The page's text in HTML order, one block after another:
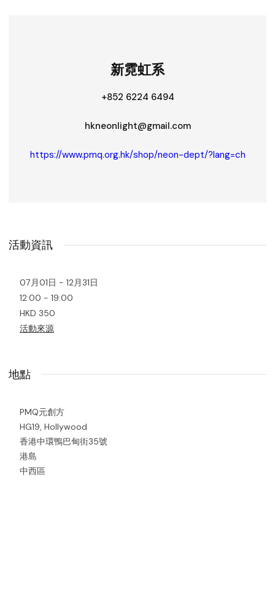
新霓虹系
+852 6224 6494
hkneonlight@gmail.com
https://www.pmq.org.hk/shop/neon-dept/?lang=ch
活動資訊
07月01日 - 12月31日
12:00 - 19:00
HKD 350
活動來源
地點
PMQ元創方
HG19, Hollywood
香港中環鴨巴甸街35號
港島
中西區